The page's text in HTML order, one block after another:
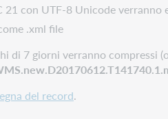
con UTF-8 Unicode verranno
.xml file
di 7 giorni verranno compressi
del record.